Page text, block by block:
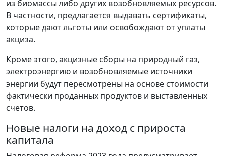
из биомассы либо других возобновляемых ресурсов.
В частности, предлагается выдавать сертификаты,
которые дают льготы или освобождают от уплаты
акциза.
Кроме этого, акцизные сборы на природный газ,
электроэнергию и возобновляемые источники
энергии будут пересмотрены на основе стоимости
фактически проданных продуктов и выставленных
счетов.
Новые налоги на доход с прироста
капитала